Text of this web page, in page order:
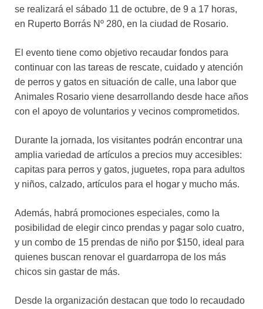
se realizará el sábado 11 de octubre, de 9 a 17 horas,
en Ruperto Borrás Nº 280, en la ciudad de Rosario.
El evento tiene como objetivo recaudar fondos para
continuar con las tareas de rescate, cuidado y atención
de perros y gatos en situación de calle, una labor que
Animales Rosario viene desarrollando desde hace años
con el apoyo de voluntarios y vecinos comprometidos.
Durante la jornada, los visitantes podrán encontrar una
amplia variedad de artículos a precios muy accesibles:
capitas para perros y gatos, juguetes, ropa para adultos
y niños, calzado, artículos para el hogar y mucho más.
Además, habrá promociones especiales, como la
posibilidad de elegir cinco prendas y pagar solo cuatro,
y un combo de 15 prendas de niño por $150, ideal para
quienes buscan renovar el guardarropa de los más
chicos sin gastar de más.
Desde la organización destacan que todo lo recaudado